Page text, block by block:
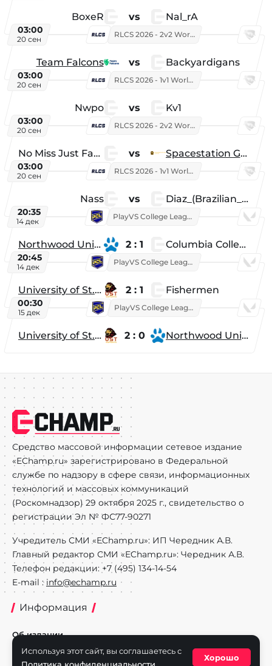
BoxeR vs Nal_rA
03:00
20 сен
RLCS 2026 - 2v2 World Championship
Team Falcons vs Backyardigans
03:00
20 сен
RLCS 2026 - 1v1 World Championship
Nwpo vs Kv1
03:00
20 сен
RLCS 2026 - 2v2 World Championship
No Miss Just Fake vs Spacestation Gaming
03:00
20 сен
RLCS 2026 - 1v1 World Championship
Nass vs Diaz_(Brazilian_Player)
20:35
14 дек
PlayVS College League 2025: Fall
Northwood University 2 : 1 Columbia College
20:45
14 дек
PlayVS College League 2025: Fall
University of St. Thomas 2 : 1 Fishermen
00:30
15 дек
PlayVS College League 2025: Fall
University of St. Thomas 2 : 0 Northwood University
Средство массовой информации сетевое издание
«EChamp.ru» зарегистрировано в Федеральной
службе по надзору в сфере связи, информационных
технологий и массовых коммуникаций
(Роскомнадзор) 29 октября 2025 г., свидетельство о
регистрации Эл № ФС77-90271
Учредитель СМИ «EChamp.ru»: ИП Чередник А.В.
Главный редактор СМИ «EChamp.ru»: Чередник А.В.
Телефон редакции: +7 (495) 134-14-54
E-mail : info@echamp.ru
Информация
Об издании
Реклама на портале
Используя этот сайт, вы соглашаетесь с
Хорошо